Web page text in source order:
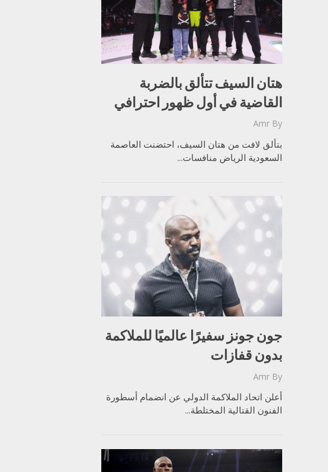
هتان السيف تتألق بالضربة
القاضية في أول ظهور احترافي
By
Amr
بتألق لافت من هتان السيف، احتضنت العاصمة
السعودية الرياض منافسات...
جون جونز سفيرًا عالميًا للملاكمة
بدون قفازات
By
Amr
أعلن اتحاد الملاكمة الدولي عن انضمام أسطورة
الفنون القتالية المختلطة...